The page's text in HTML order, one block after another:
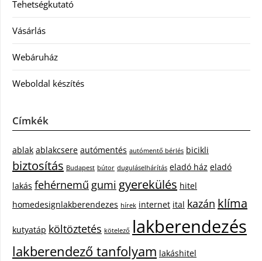
Tehetségkutató
Vásárlás
Webáruház
Weboldal készítés
Címkék
ablak ablakcsere autómentés autómentő bérlés bicikli
biztosítás Budapest bútor duguláselhárítás eladó ház eladó
lakás fehérnemű gumi gyerekülés hitel
homedesignlakberendezes hírek internet ital kazán klíma
kutyatáp költöztetés kötelező lakberendezés
lakberendező tanfolyam lakáshitel